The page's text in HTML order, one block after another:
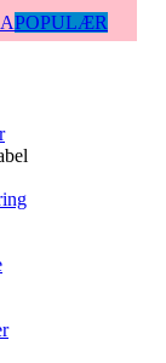
POPULÆR